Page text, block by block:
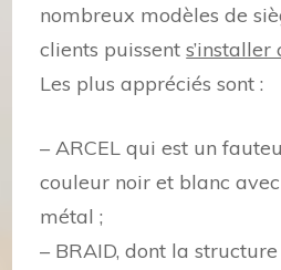
nombreux modèles de
clients puissent
Les plus appréciés sont :
– ARCEL qui est un
couleur noir et blanc
métal ;
– BRAID, dont la